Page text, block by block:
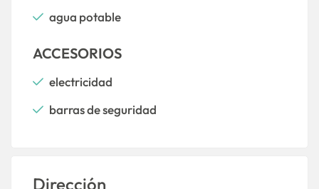
agua potable
ACCESORIOS
electricidad
barras de seguridad
Dirección